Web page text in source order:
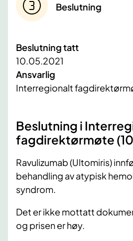
Beslutning
Beslutning tatt
10.05.2021
Ansvarlig
Interregionalt
Beslutning i
fagdirektørmøte
Ravulizumab (Ultomiris)
behandling av atypisk
syndrom.
Det er ikke mottatt
og prisen er høy.